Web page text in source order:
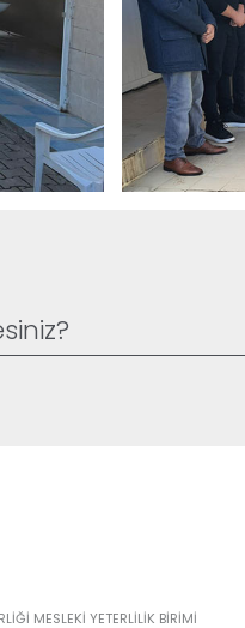
MESLEKİ YETERLİLİK BİRİMİ